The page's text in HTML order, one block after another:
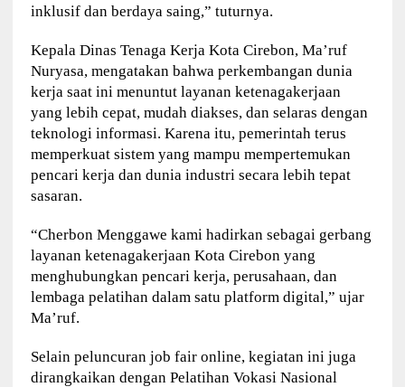
inklusif dan berdaya saing,” tuturnya.
Kepala Dinas Tenaga Kerja Kota Cirebon, Ma’ruf
Nuryasa, mengatakan bahwa perkembangan dunia
kerja saat ini menuntut layanan ketenagakerjaan
yang lebih cepat, mudah diakses, dan selaras dengan
teknologi informasi. Karena itu, pemerintah terus
memperkuat sistem yang mampu mempertemukan
pencari kerja dan dunia industri secara lebih tepat
sasaran.
“Cherbon Menggawe kami hadirkan sebagai gerbang
layanan ketenagakerjaan Kota Cirebon yang
menghubungkan pencari kerja, perusahaan, dan
lembaga pelatihan dalam satu platform digital,” ujar
Ma’ruf.
Selain peluncuran job fair online, kegiatan ini juga
dirangkaikan dengan Pelatihan Vokasi Nasional